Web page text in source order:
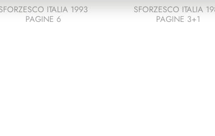
quantità
ITALIA 1993
PAGINE 6
SFORZESCO ITALIA
PAGINE 3+1